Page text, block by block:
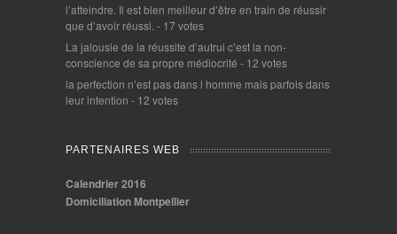
l’atteindre. Il est bien meilleur d’être en train de réussir
que d’avoir réussi. - 17 votes
La jalousie de la réussite d’autrui c’est la non-
conscience de sa propre médiocrité - 12 votes
la perfection n’est pas dans l homme mais parfois dans
leur intention - 12 votes
PARTENAIRES WEB
Calendrier 2016
Domiciliation Montpellier